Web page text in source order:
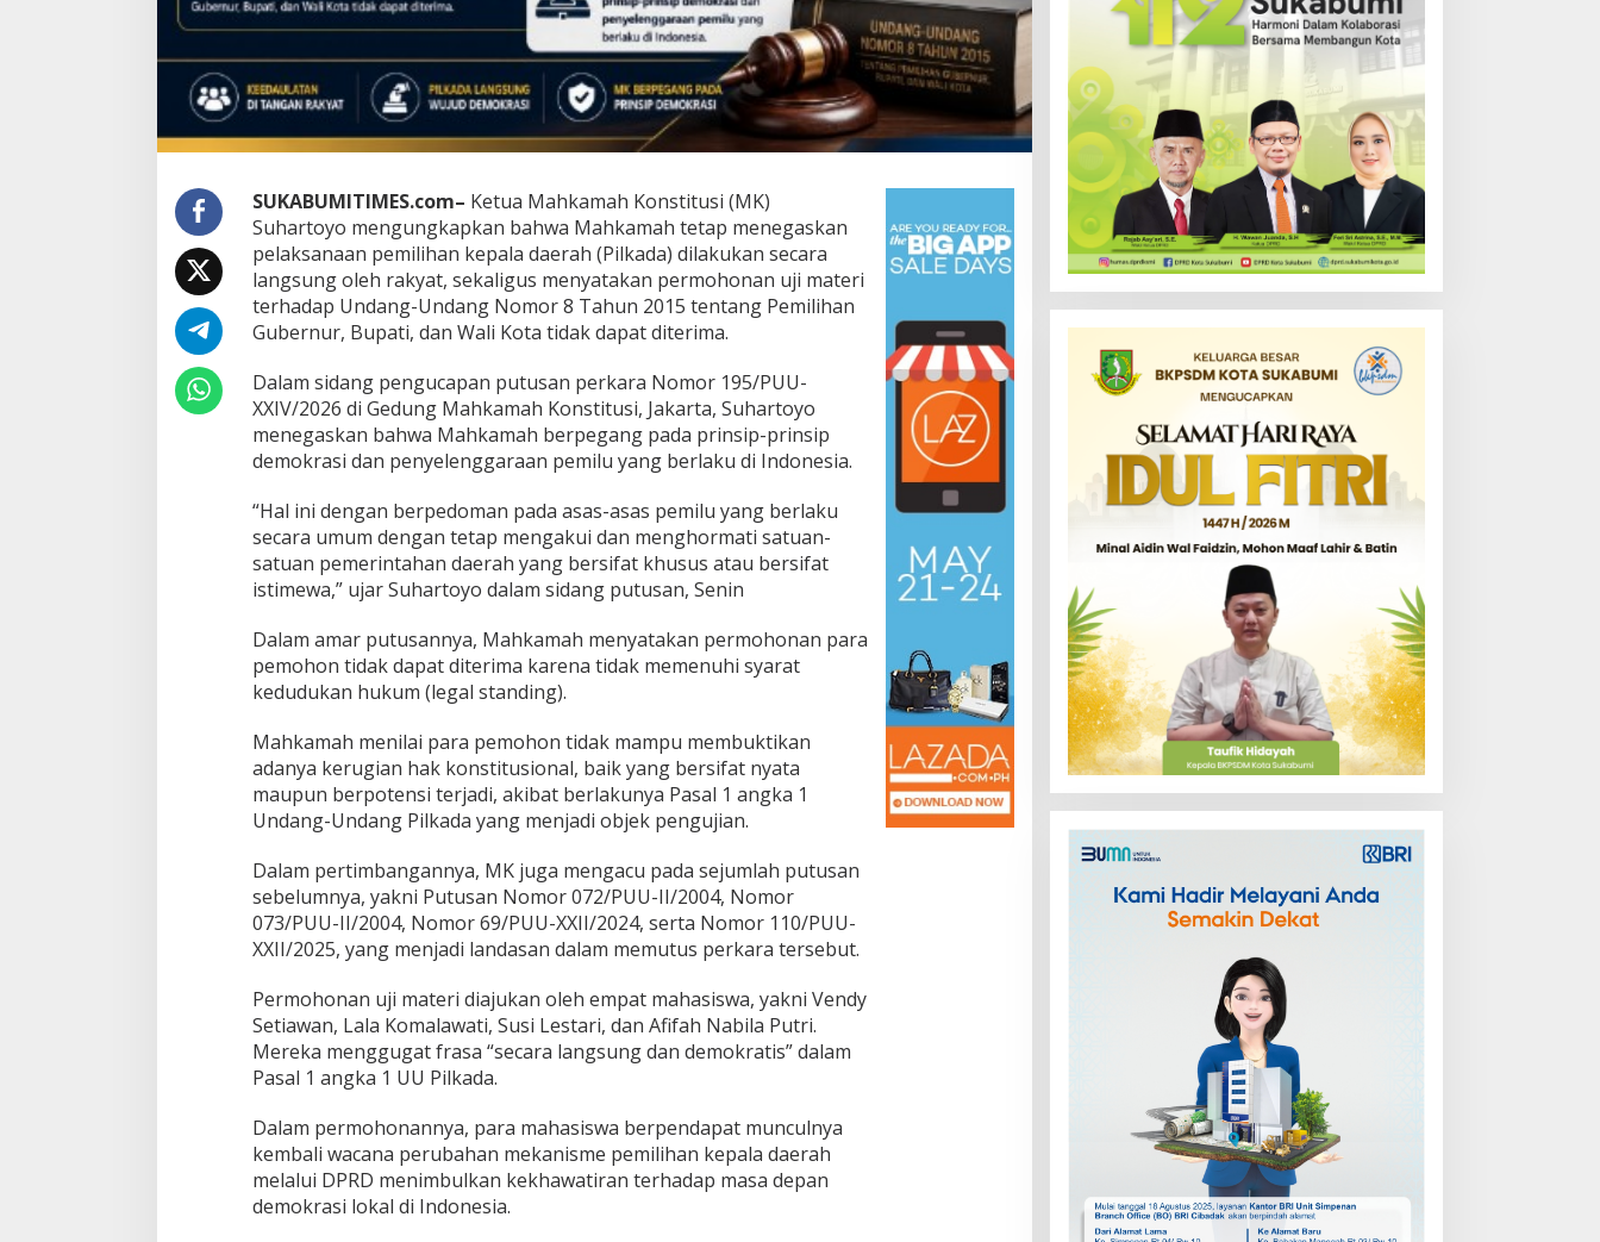
u
g
l
h
R
a
k
y
a
,
u
g
a
t
a
E
m
p
a
a
h
a
i
s
w
a
T
a
k
D
r
m
a
SUKABUMITIMES.com– Ketua Mahkamah Konstitusi (MK)
Suhartoyo mengungkapkan bahwa Mahkamah tetap menegaskan
pelaksanaan pemilihan kepala daerah (Pilkada) dilakukan secara
langsung oleh rakyat, sekaligus menyatakan permohonan uji materi
terhadap Undang-Undang Nomor 8 Tahun 2015 tentang Pemilihan
Gubernur, Bupati, dan Wali Kota tidak dapat diterima.
Dalam sidang pengucapan putusan perkara Nomor 195/PUU-
XXIV/2026 di Gedung Mahkamah Konstitusi, Jakarta, Suhartoyo
menegaskan bahwa Mahkamah berpegang pada prinsip-prinsip
demokrasi dan penyelenggaraan pemilu yang berlaku di Indonesia.
“Hal ini dengan berpedoman pada asas-asas pemilu yang berlaku
secara umum dengan tetap mengakui dan menghormati satuan-
satuan pemerintahan daerah yang bersifat khusus atau bersifat
istimewa,” ujar Suhartoyo dalam sidang putusan, Senin
Dalam amar putusannya, Mahkamah menyatakan permohonan para
pemohon tidak dapat diterima karena tidak memenuhi syarat
kedudukan hukum (legal standing).
Mahkamah menilai para pemohon tidak mampu membuktikan
adanya kerugian hak konstitusional, baik yang bersifat nyata
maupun berpotensi terjadi, akibat berlakunya Pasal 1 angka 1
Undang-Undang Pilkada yang menjadi objek pengujian.
Dalam pertimbangannya, MK juga mengacu pada sejumlah putusan
sebelumnya, yakni Putusan Nomor 072/PUU-II/2004, Nomor
073/PUU-II/2004, Nomor 69/PUU-XXII/2024, serta Nomor 110/PUU-
XXII/2025, yang menjadi landasan dalam memutus perkara tersebut.
Permohonan uji materi diajukan oleh empat mahasiswa, yakni Vendy
Setiawan, Lala Komalawati, Susi Lestari, dan Afifah Nabila Putri.
Mereka menggugat frasa “secara langsung dan demokratis” dalam
Pasal 1 angka 1 UU Pilkada.
Dalam permohonannya, para mahasiswa berpendapat munculnya
kembali wacana perubahan mekanisme pemilihan kepala daerah
melalui DPRD menimbulkan kekhawatiran terhadap masa depan
demokrasi lokal di Indonesia.